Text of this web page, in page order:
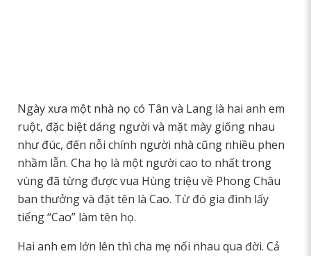
Ngày xưa một nhà nọ có Tân và Lang là hai anh em
ruột, đặc biệt dáng người và mặt mày giống nhau
như đúc, đến nỗi chính người nhà cũng nhiều phen
nhầm lẫn. Cha họ là một người cao to nhất trong
vùng đã từng được vua Hùng triệu về Phong Châu
ban thưởng và đặt tên là Cao. Từ đó gia đình lấy
tiếng “Cao” làm tên họ.
Hai anh em lớn lên thì cha mẹ nối nhau qua đời. Cả